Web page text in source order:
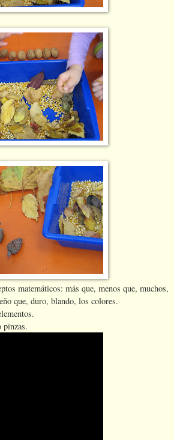
matemáticos: más que, menos que, muchos,
que, duro, blando, los colores.
pinzas.